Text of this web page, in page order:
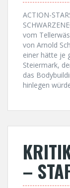
ACTION-
vom
von Arnold
einer hätte je
Steiermark,
das
hinlegen
–